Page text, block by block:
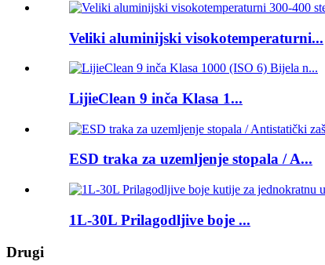
Veliki aluminijski visokotemperaturni...
LijieClean 9 inča Klasa 1...
ESD traka za uzemljenje stopala / A...
1L-30L Prilagodljive boje ...
Drugi